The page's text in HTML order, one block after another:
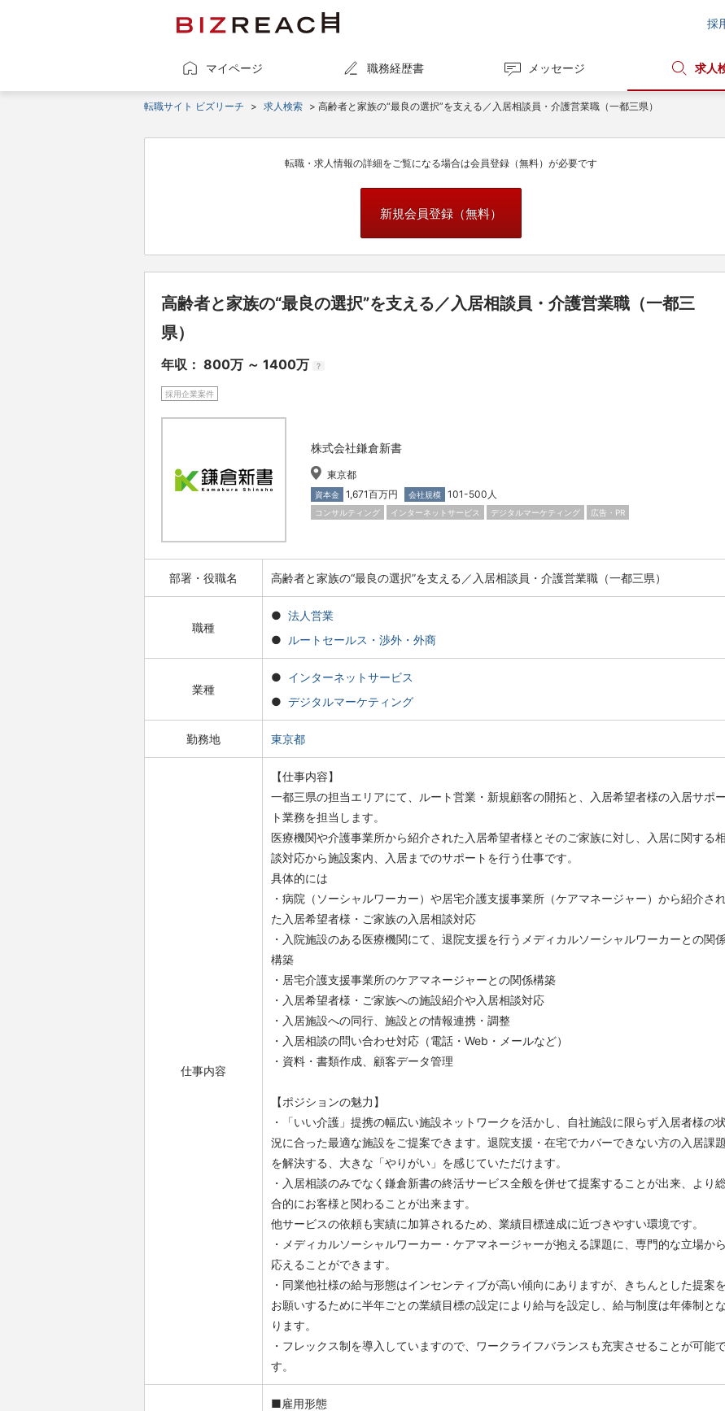
採
マイページ 職務経歴書 メッセージ 求人
転職サイト ビズリーチ > 求人検索 > 高齢者と家族の“最良の選択”を支える／入居相談員・介護営業職（一都三県）
転職・求人情報の詳細をご覧になる場合は会員登録（無料）が必要です
新規会員登録（無料）
高齢者と家族の“最良の選択”を支える／入居相談員・介護営業職（一都三
県）
年収： 800万 ～ 1400万 ?
採用企業案件
株式会社鎌倉新書
東京都
資本金 1,671百万円 会社規模 101-500人
コンサルティング インターネットサービス デジタルマーケティング 広告・PR
部署・役職名 高齢者と家族の“最良の選択”を支える／入居相談員・介護営業職（一都三県）
職種
法人営業
ルートセールス・渉外・外商
業種
インターネットサービス
デジタルマーケティング
勤務地 東京都
仕事内容
【仕事内容】
一都三県の担当エリアにて、ルート営業・新規顧客の開拓と、入居希望者様の入居サポー
ト業務を担当します。
医療機関や介護事業所から紹介された入居希望者様とそのご家族に対し、入居に関する相
談対応から施設案内、入居までのサポートを行う仕事です。
具体的には
・病院（ソーシャルワーカー）や居宅介護支援事業所（ケアマネージャー）から紹介さ
た入居希望者様・ご家族の入居相談対応
・入院施設のある医療機関にて、退院支援を行うメディカルソーシャルワーカーとの関
構築
・居宅介護支援事業所のケアマネージャーとの関係構築
・入居希望者様・ご家族への施設紹介や入居相談対応
・入居施設への同行、施設との情報連携・調整
・入居相談の問い合わせ対応（電話・Web・メールなど）
・資料・書類作成、顧客データ管理
【ポジションの魅力】
・「いい介護」提携の幅広い施設ネットワークを活かし、自社施設に限らず入居者様の状
況に合った最適な施設をご提案できます。退院支援・在宅でカバーできない方の入居課題
を解決する、大きな「やりがい」を感じていただけます。
・入居相談のみでなく鎌倉新書の終活サービス全般を併せて提案することが出来、より
合的にお客様と関わることが出来ます。
他サービスの依頼も実績に加算されるため、業績目標達成に近づきやすい環境です。
・メディカルソーシャルワーカー・ケアマネージャーが抱える課題に、専門的な立場から
応えることができます。
・同業他社様の給与形態はインセンティブが高い傾向にありますが、きちんとした提案を
お願いするために半年ごとの業績目標の設定により給与を設定し、給与制度は年俸制とな
ります。
・フレックス制を導入していますので、ワークライフバランスも充実させることが可能
す。
■雇用形態